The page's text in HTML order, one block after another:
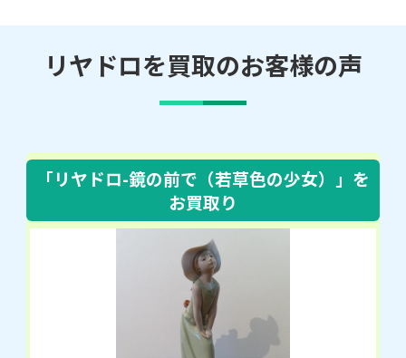
リヤドロを買取のお客様の声
「リヤドロ-鏡の前で（若草色の少女）」 を
お買取り